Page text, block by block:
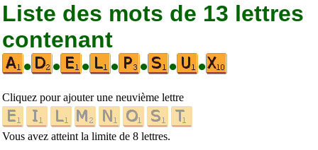
Liste des mots de 13 lettres
contenant
•
• • • • • •
Cliquez pour ajouter une neuvième lettre
Vous avez atteint la limite de 8 lettres.